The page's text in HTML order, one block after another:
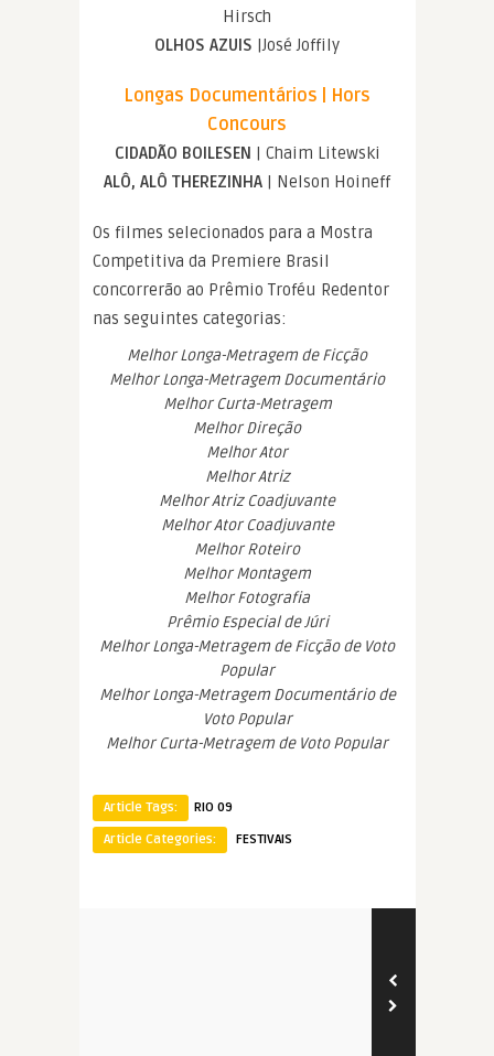
Hirsch
OLHOS AZUIS |José Joffily
Longas Documentários | Hors
Concours
CIDADÃO BOILESEN | Chaim Litewski
ALÔ, ALÔ THEREZINHA | Nelson Hoineff
Os filmes selecionados para a Mostra
Competitiva da Premiere Brasil
concorrerão ao Prêmio Troféu Redentor
nas seguintes categorias:
Melhor Longa-Metragem de Ficção
Melhor Longa-Metragem Documentário
Melhor Curta-Metragem
Melhor Direção
Melhor Ator
Melhor Atriz
Melhor Atriz Coadjuvante
Melhor Ator Coadjuvante
Melhor Roteiro
Melhor Montagem
Melhor Fotografia
Prêmio Especial de Júri
Melhor Longa-Metragem de Ficção de Voto
Popular
Melhor Longa-Metragem Documentário de
Voto Popular
Melhor Curta-Metragem de Voto Popular
Article Tags:
RIO 09
Article Categories:
FESTIVAIS